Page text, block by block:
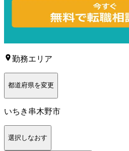
勤務エリア
都道府県を変更
いちき串木野市
選択しなおす